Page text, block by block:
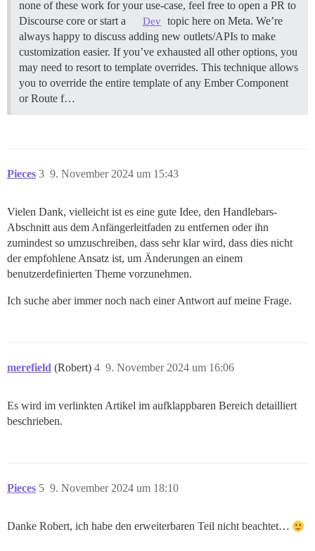
none of these work for your use-case, feel free to open a PR to
Discourse core or start a
Dev topic here on Meta. We’re
always happy to discuss adding new outlets/APIs to make
customization easier. If you’ve exhausted all other options, you
may need to resort to template overrides. This technique allows
you to override the entire template of any Ember Component
or Route f…
Pieces 9. November 2024 um 15:43
3
Vielen Dank, vielleicht ist es eine gute Idee, den Handlebars-
Abschnitt aus dem Anfängerleitfaden zu entfernen oder ihn
zumindest so umzuschreiben, dass sehr klar wird, dass dies nicht
der empfohlene Ansatz ist, um Änderungen an einem
benutzerdefinierten Theme vorzunehmen.
Ich suche aber immer noch nach einer Antwort auf meine Frage.
merefield (Robert) 9. November 2024 um 16:06
4
Es wird im verlinkten Artikel im aufklappbaren Bereich detailliert
beschrieben.
Pieces 9. November 2024 um 18:10
5
Danke Robert, ich habe den erweiterbaren Teil nicht beachtet…